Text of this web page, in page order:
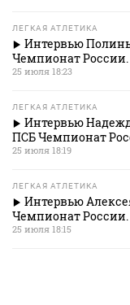
ЛЕГКАЯ АТЛЕТИКА
Интервью
Чемпионат России.
25 июля 18:23
ЛЕГКАЯ АТЛЕТИКА
Интервью
ПСБ Чемпионат
25 июля 18:19
ЛЕГКАЯ АТЛЕТИКА
Интервью
Чемпионат России.
25 июля 18:15